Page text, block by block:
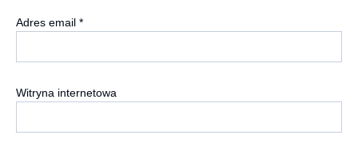
Adres email *
Witryna internetowa